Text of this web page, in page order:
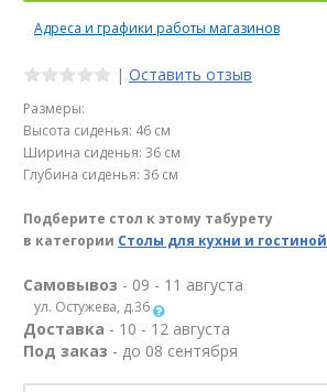
Адреса и графики работы магазинов
| Оставить отзыв
Размеры:
Высота сиденья: 46 см
Ширина сиденья: 36 см
Глубина сиденья: 36 см
Подберите стол к этому табурету
в категории Столы для кухни и гостиной
Самовывоз - 09 - 11 августа
ул. Остужева, д.36
Доставка - 10 - 12 августа
Под заказ - до 08 сентября